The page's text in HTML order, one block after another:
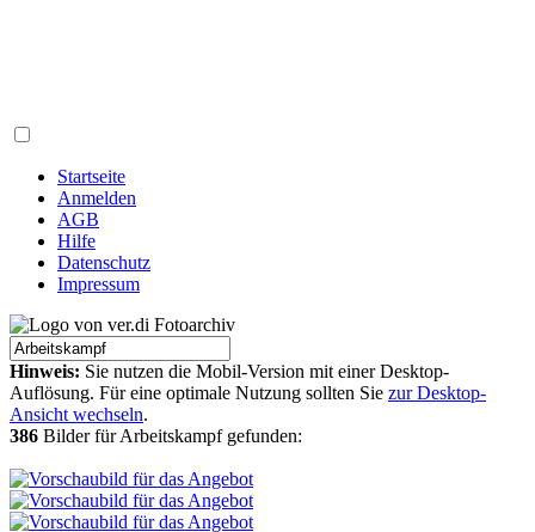
Startseite
Anmelden
AGB
Hilfe
Datenschutz
Impressum
Hinweis: Sie nutzen die Mobil-Version mit einer Desktop-
Auflösung. Für eine optimale Nutzung sollten Sie zur Desktop-
Ansicht wechseln.
386 Bilder für Arbeitskampf gefunden: